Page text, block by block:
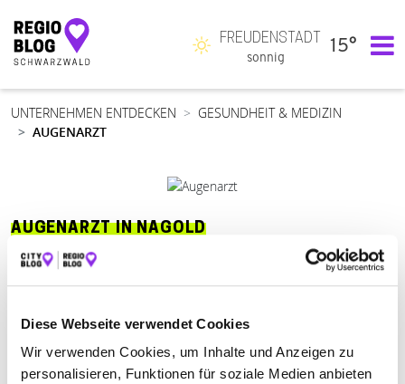
Diese Webseite verwendet Cookies
Wir verwenden Cookies, um Inhalte und Anzeigen zu
personalisieren, Funktionen für soziale Medien anbieten
Hauptnavigation
FREUDENSTADT
sonnig
15°
UNTERNEHMEN ENTDECKEN
GESUNDHEIT & MEDIZIN
AUGENARZT
AUGENARZT IN NAGOLD
Finden